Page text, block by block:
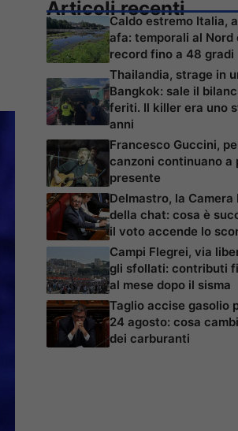
Articoli recenti
Caldo estremo Italia,
afa: temporali al Nord
record fino a 48 gradi
Thailandia, strage in
Bangkok: sale il
feriti. Il killer era uno
anni
Francesco Guccini,
canzoni continuano a
presente
Delmastro, la Camera
della chat: cosa è
il voto accende lo
Campi Flegrei, via
gli sfollati: contributi
al mese dopo il sisma
Taglio accise gasolio
24 agosto: cosa
dei carburanti